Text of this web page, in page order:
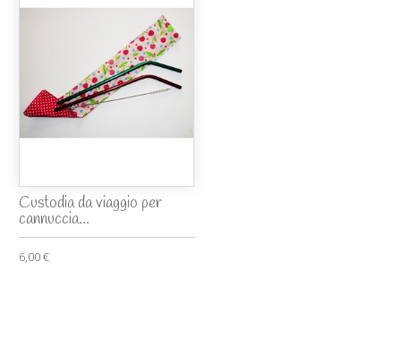
Custodia da viaggio per
cannuccia...
6,00 €